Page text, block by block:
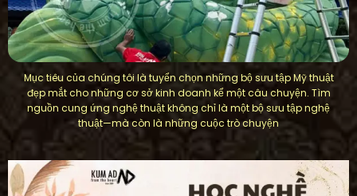
Mục tiêu của chúng tôi là tuyển chọn những bộ sưu tập Mỹ thuật
đẹp mắt cho những cơ sở kinh doanh kể một câu chuyện. Tìm
nguồn cung ứng nghệ thuật không chỉ là một bộ sưu tập nghệ
thuật—mà còn là những cuộc trò chuyện